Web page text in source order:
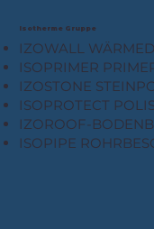
Isotherme Gruppe
IZOWALL
ISOPRIMER
IZOSTONE
ISOPROTECT
IZOROOF-
ISOPIPE